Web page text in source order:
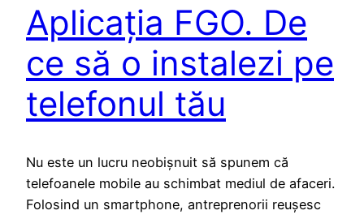
Aplicația FGO. De
ce să o instalezi pe
telefonul tău
Nu este un lucru neobișnuit să spunem că
telefoanele mobile au schimbat mediul de afaceri.
Folosind un smartphone, antreprenorii reușesc